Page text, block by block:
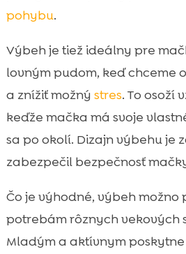
pohybu.
Výbeh je tiež ideálny pre
lovným pudom, keď chceme
a znížiť možný stres. To osoží
keďže mačka má svoje
sa po okolí. Dizajn výbehu je
zabezpečil bezpečnosť
Čo je výhodné, výbeh možno
potrebám rôznych vekových
Mladým a aktívnym